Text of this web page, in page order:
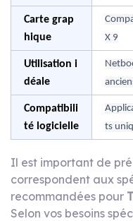
Carte grap
hique
X 9
Utilisation i
déale
Compatibili
té logicielle
ts
Il est important de
correspondent aux
recommandées pour
Selon vos besoins